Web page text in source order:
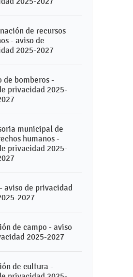
de recursos
- aviso de
2025-2027
de bomberos -
privacidad 2025-
municipal de
humanos -
privacidad 2025-
aviso de privacidad
2027
de campo - aviso
2025-2027
de cultura -